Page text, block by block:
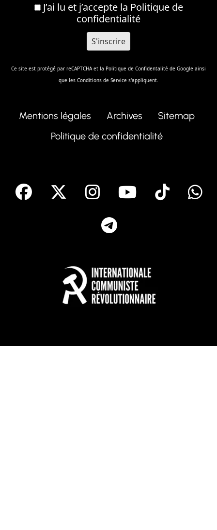
J’ai lu et j’accepte la Politique de
confidentialité
Ce site est protégé par reCAPTCHA et la Politique de Confidentalité de Google ainsi
que les Conditions de Service s'appliquent.
Mentions légales Archives
Sitemap
Politique de confidentialité
facebook Instagram
Youtube
Tik